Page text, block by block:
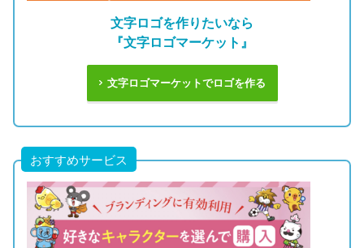
文字ロゴを作りたいなら
『文字ロゴマーケット』
文字ロゴマーケットでロゴを作る
おすすめサービス